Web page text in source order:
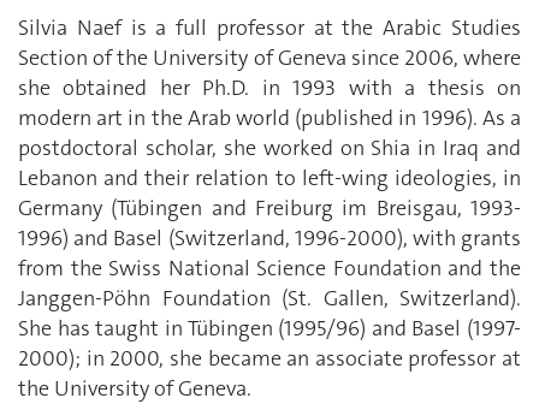
Silvia Naef is a full professor at the Arabic Studies
Section of the University of Geneva since 2006, where
she obtained her Ph.D. in 1993 with a thesis on
modern art in the Arab world (published in 1996). As a
postdoctoral scholar, she worked on Shia in Iraq and
Lebanon and their relation to left-wing ideologies, in
Germany (Tübingen and Freiburg im Breisgau, 1993-
1996) and Basel (Switzerland, 1996-2000), with grants
from the Swiss National Science Foundation and the
Janggen-Pöhn Foundation (St. Gallen, Switzerland).
She has taught in Tübingen (1995/96) and Basel (1997-
2000); in 2000, she became an associate professor at
the University of Geneva.